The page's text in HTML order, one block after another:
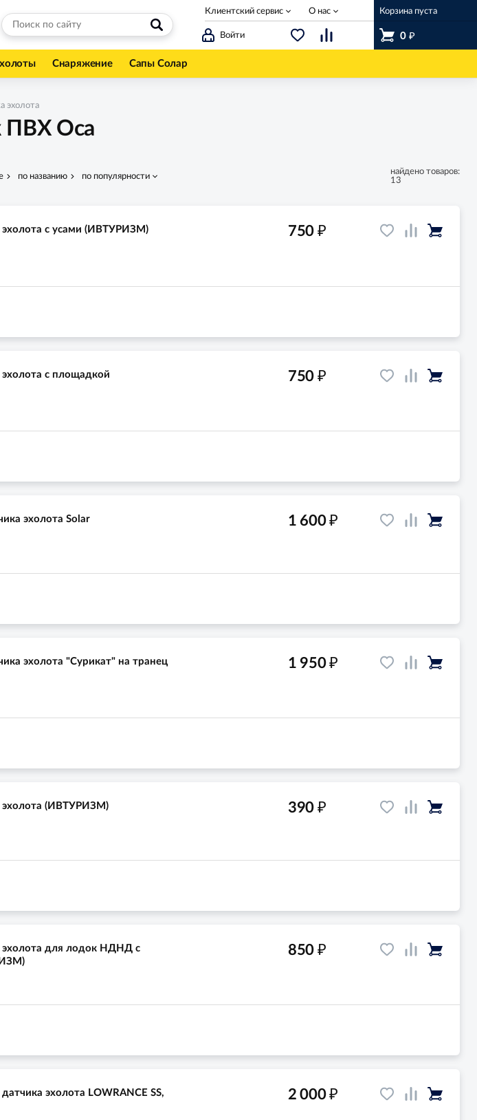
Войти
Корзина пуста
0 ₽
Клиентский сервис О нас
Снаряжение Сапы Солар
эхолота
ПВХ Оса
по названию по популярности
найдено товаров:
13
эхолота с усами (ИВТУРИЗМ) 750 ₽
с площадкой
750 ₽
эхолота Solar 1 600₽
эхолота "Сурикат" на транец 1 950₽
эхолота (ИВТУРИЗМ) 390 ₽
эхолота для лодок НДНД с
850 ₽
эхолота LOWRANCE SS,
2 000₽